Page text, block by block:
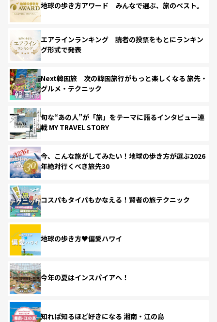
地球の歩き方アワード みんなで選ぶ、旅のベスト。
エアラインランキング 読者の投票をもとにランキン
グ形式で発表
Next韓国旅 次の韓国旅行がもっと楽しくなる 旅先・
グルメ・テクニック
旬な“あの人”が「旅」をテーマに語るインタビュー連
載 MY TRAVEL STORY
今、こんな旅がしてみたい！地球の歩き方が選ぶ2026
年絶対行くべき旅先30
コスパもタイパもかなえる！賢者の旅テクニック
地球の歩き方♥偏愛ハワイ
今年の夏はインスパイアへ！
知れば知るほど好きになる 湘南・江の島